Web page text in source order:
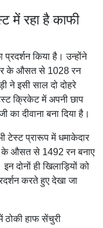
में रहा है काफी
किया है। उन्होंने
के औसत से 1028 रन
ने इसी साल दो दोहरे
क्रिकेट में अपनी छाप
दीवाना बना दिया है।
टेस्ट प्रारूप में धमाकेदार
के औसत से 1492 रन बनाए
दोनों ही खिलाड़ियों को
करते हुए देखा जा
ठोकी हाफ सेंचुरी